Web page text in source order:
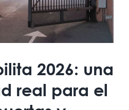
2026: una
real para el